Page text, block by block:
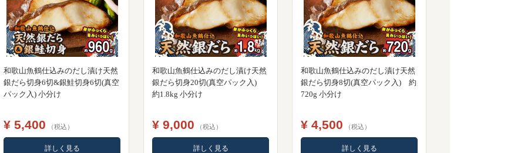
和歌山魚鶴仕込みのだし漬け天然
銀だら切身6切&銀鮭切身6切(真空
パック入) 小分け
¥ 5,400 （税込）
詳しく見る
和歌山魚鶴仕込みのだし漬け天然
銀だら切身20切(真空パック入)
約1.8kg 小分け
¥ 9,000 （税込）
詳しく見る
和歌山魚鶴仕込みのだし漬け天然
銀だら切身8切(真空パック入) 約
720g 小分け
¥ 4,500 （税込）
詳しく見る